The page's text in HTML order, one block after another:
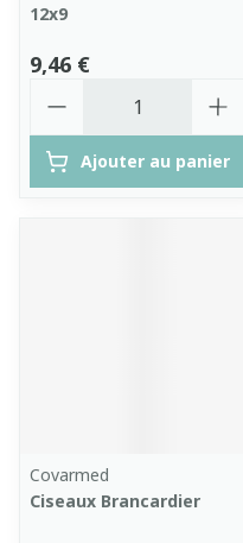
12x9
9,46 €
Ajouter au panier
Covarmed
Ciseaux Brancardier